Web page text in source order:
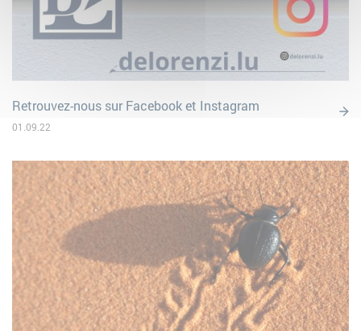
Retrouvez-nous sur Facebook et Instagram
01.09.22